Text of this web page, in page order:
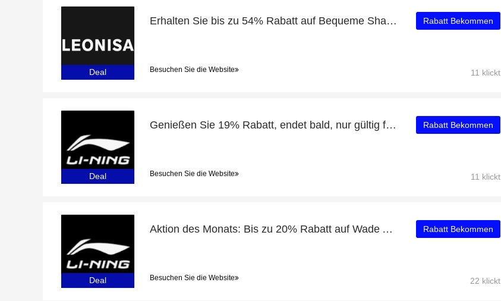
Deal
Erhalten Sie bis zu 54% Rabatt auf Bequeme Shapewear
Besuchen Sie die Website
Rabatt Bekommen
11 klickt
Deal
Genießen Sie 19% Rabatt, endet bald, nur gültig für Wade Shadow 5 "Dreamer"
Besuchen Sie die Website
Rabatt Bekommen
11 klickt
Deal
Aktion des Monats: Bis zu 20% Rabatt auf Wade All City 11 V2 "Dreamer"
Besuchen Sie die Website
Rabatt Bekommen
22 klickt